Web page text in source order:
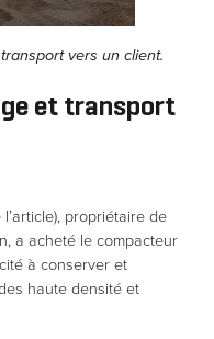
vers un client.
et transport
propriétaire de
a acheté le compacteur
à conserver et
haute densité et
Statistiques
puissions
améliorer la
site web, en
fonction de
son
utilisation.